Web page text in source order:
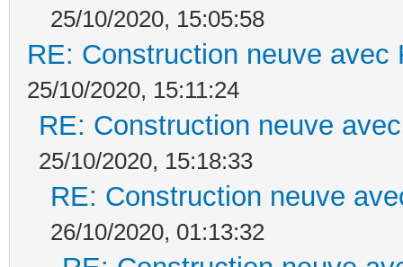
25/10/2020, 15:05:58
RE: Construction neuve avec
25/10/2020, 15:11:24
RE: Construction neuve
25/10/2020, 15:18:33
RE: Construction neuve
26/10/2020, 01:13:32